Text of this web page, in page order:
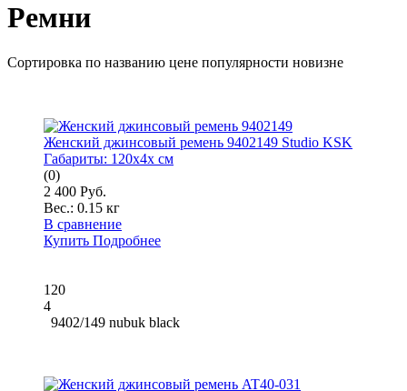
Ремни
Сортировка по названию цене популярности новизне
Женский джинсовый ремень 9402149 Studio KSK
Габариты: 120x4x см
(0)
2 400 Руб.
Вес.: 0.15 кг
В сравнение
Купить Подробнее
120
4
9402/149 nubuk black